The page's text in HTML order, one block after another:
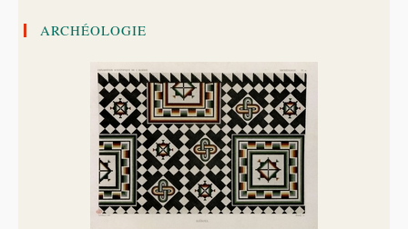
ARCHÉOLOGIE